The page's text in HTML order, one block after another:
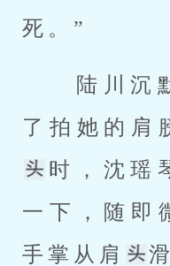
死。”
了拍她的肩
时，沈瑶
一下，随即
手掌从肩